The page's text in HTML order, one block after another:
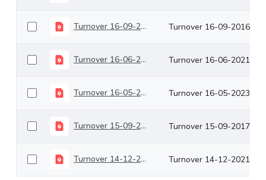
Turnover 16-09-2016 Turnover 16-09-2016
Turnover 16-06-2021 Turnover 16-06-2021
Turnover 16-05-2023 Turnover 16-05-2023
Turnover 15-09-2017 Turnover 15-09-2017
Turnover 14-12-2021 Turnover 14-12-2021